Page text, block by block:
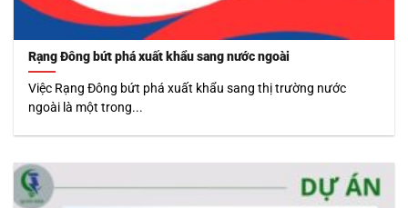
Rạng Đông bứt phá xuất khẩu sang nước ngoài
Việc Rạng Đông bứt phá xuất khẩu sang thị trường nước
ngoài là một trong...